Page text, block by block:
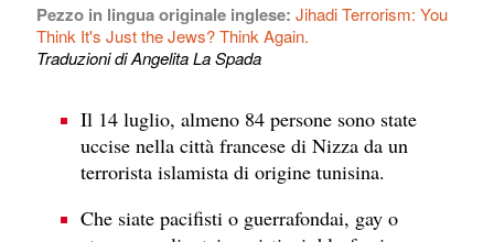
Pezzo in lingua originale inglese: Jihadi Terrorism: You
Think It's Just the Jews? Think Again.
Traduzioni di Angelita La Spada
Il 14 luglio, almeno 84 persone sono state
uccise nella città francese di Nizza da un
terrorista islamista di origine tunisina.
Che siate pacifisti o guerrafondai, gay o